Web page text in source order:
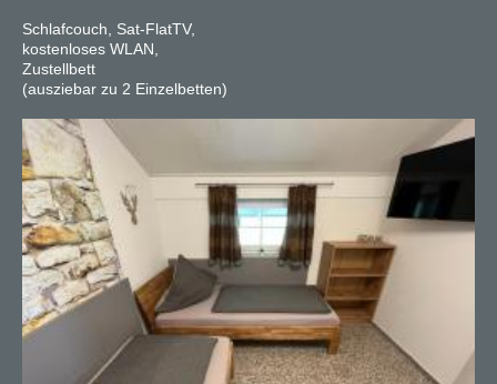
Schlafcouch, Sat-FlatTV,
kostenloses WLAN,
Zustellbett
(ausziebar zu 2 Einzelbetten)